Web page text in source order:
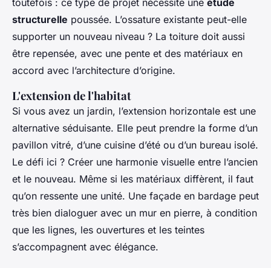
structurelle poussée. L’ossature existante peut-elle
supporter un nouveau niveau ? La toiture doit aussi
être repensée, avec une pente et des matériaux en
accord avec l’architecture d’origine.
L'extension de l'habitat
Si vous avez un jardin, l’extension horizontale est une
alternative séduisante. Elle peut prendre la forme d’un
pavillon vitré, d’une cuisine d’été ou d’un bureau isolé.
Le défi ici ? Créer une harmonie visuelle entre l’ancien
et le nouveau. Même si les matériaux diffèrent, il faut
qu’on ressente une unité. Une façade en bardage peut
très bien dialoguer avec un mur en pierre, à condition
que les lignes, les ouvertures et les teintes
s’accompagnent avec élégance.